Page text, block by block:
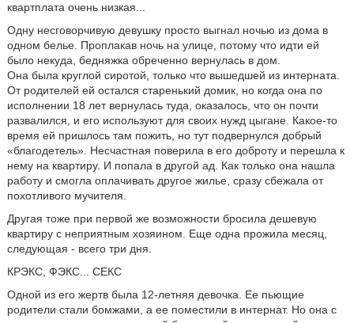
квартплата очень низкая...
Одну несговорчивую девушку просто выгнал ночью из дома в
одном белье. Проплакав ночь на улице, потому что идти ей
было некуда, бедняжка обреченно вернулась в дом.
Она была круглой сиротой, только что вышедшей из интерната.
От родителей ей остался старенький домик, но когда она по
исполнении 18 лет вернулась туда, оказалось, что он почти
развалился, и его используют для своих нужд цыгане. Какое-то
время ей пришлось там пожить, но тут подвернулся добрый
«благодетель». Несчастная поверила в его доброту и перешла к
нему на квартиру. И попала в другой ад. Как только она нашла
работу и смогла оплачивать другое жилье, сразу сбежала от
похотливого мучителя.
Другая тоже при первой же возможности бросила дешевую
квартиру с неприятным хозяином. Еще одна прожила месяц,
следующая - всего три дня.
КРЭКС, ФЭКС... СЕКС
Одной из его жертв была 12-летняя девочка. Ее пьющие
родители стали бомжами, а ее поместили в интернат. Но она с